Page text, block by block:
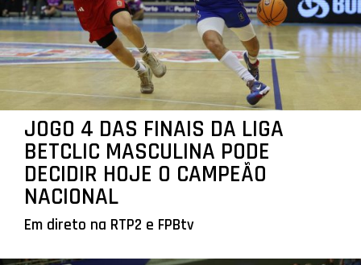
JOGO 4 DAS FINAIS DA LIGA
BETCLIC MASCULINA PODE
DECIDIR HOJE O CAMPEÃO
NACIONAL
Em direto na RTP2 e FPBtv